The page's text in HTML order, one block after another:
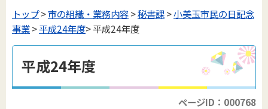
トップ>市の組織・業務内容>秘書課>小美玉市民の日記念
事業>平成24年度> 平成24年度
平成24年度
ページID：000768